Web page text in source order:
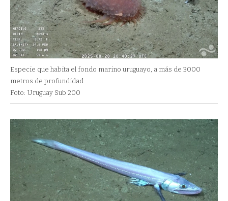
Especie que habita el fondo marino uruguayo, a más de 3000
metros de profundidad
Foto: Uruguay Sub 200